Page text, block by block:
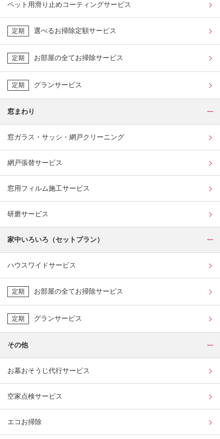
ペット用滑り止めコーティングサービス
定期 選べるお掃除定額サービス
定期 お部屋の全てお掃除サービス
定期 グランサービス
窓まわり
窓ガラス・サッシ・網戸クリーニング
網戸張替サービス
窓用フィルム施工サービス
研磨サービス
家中いろいろ（セットプラン）
ハウスワイドサービス
定期 お部屋の全てお掃除サービス
定期 グランサービス
その他
お墓おそうじ代行サービス
空家点検サービス
エコお掃除